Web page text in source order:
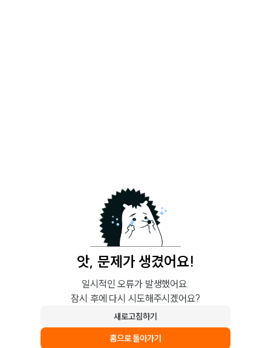
앗, 문제가 생겼어요!
일시적인 오류가 발생했어요.
잠시 후에 다시 시도해주시겠어요?
새로고침하기
홈으로 돌아가기